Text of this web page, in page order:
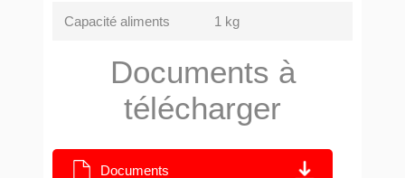
Capacité aliments 1 kg
Documents à
télécharger
Documents